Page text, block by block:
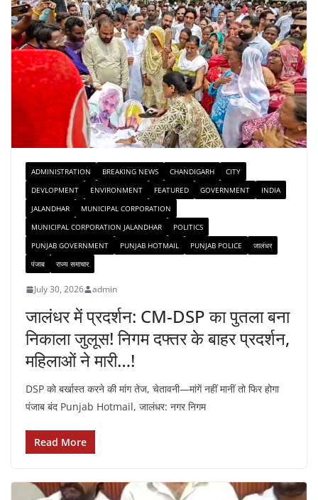
ADMINISTRATION BREAKING NEWS CHANDIGARH
CITY
DEVLOPMENT
ENVIRONMENT FEATURED GOVERNMENT
INDIA
JALANDHAR
MUNICIPAL CORPORATION
MUNICIPAL CORPORATION JALANDHAR
POLITICS
PUNJAB GOVERNMENT
PUNJAB HOTMAIL PUNJAB POLICE
जालंधर
पंजाब
राज्य समाचार
July 30, 2026 admin
जालंधर में प्रदर्शन: CM-DSP का पुतला बना
निकाला जुलूस! निगम दफ्तर के बाहर प्रदर्शन,
महिलाओं ने मारी…!
DSP को बर्खास्त करने की मांग तेज, चेतावनी—मांगें नहीं मानीं तो फिर होगा
पंजाब बंद Punjab Hotmail, जालंधर: नगर निगम
Read More